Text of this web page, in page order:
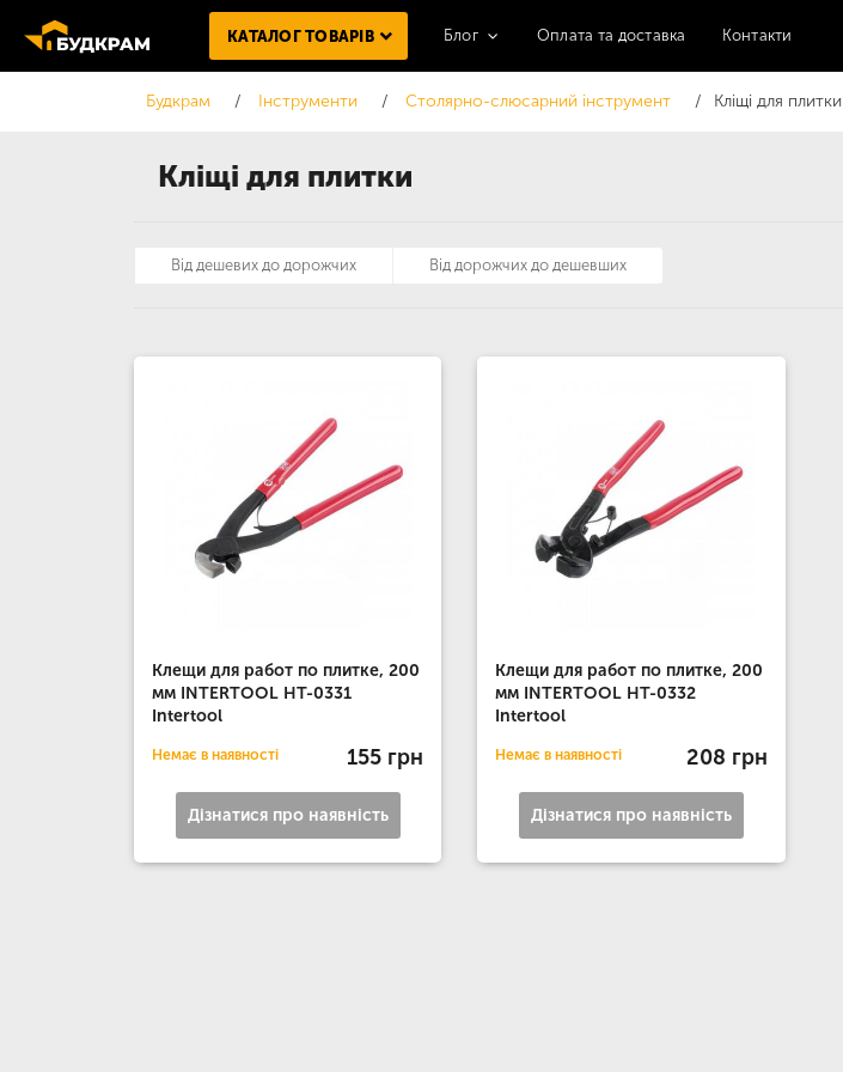
Кліщі для плитки
КАТАЛОГ ТОВАРІВ Блог Оплата та доставка Контакти
Будкрам Інструменти Столярно-слюсарний інструмент Кліщі для плитки
Клещи для работ по плитке, 200
мм INTERTOOL HT-0331
Intertool
Немає в наявності 155 грн
Дізнатися про наявність
Клещи для работ по плитке, 200
мм INTERTOOL HT-0332
Intertool
Немає в наявності 208 грн
Дізнатися про наявність
Від дешевих до дорожчих Від дорожчих до дешевших